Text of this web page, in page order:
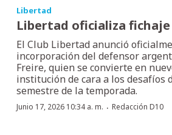
Libertad
Libertad oficializa fichaje
El Club Libertad anunció
incorporación del defensor
Freire, quien se convierte en
institución de cara a los desafíos
semestre de la temporada.
Junio 17, 2026 10:34 a. m. · Redacción D10